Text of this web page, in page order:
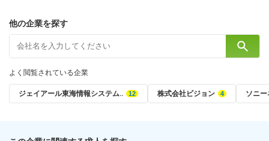
他の企業を探す
よく閲覧されている企業
ジェイアール東海情報システム‥ 株式会社ビジョン ソニ